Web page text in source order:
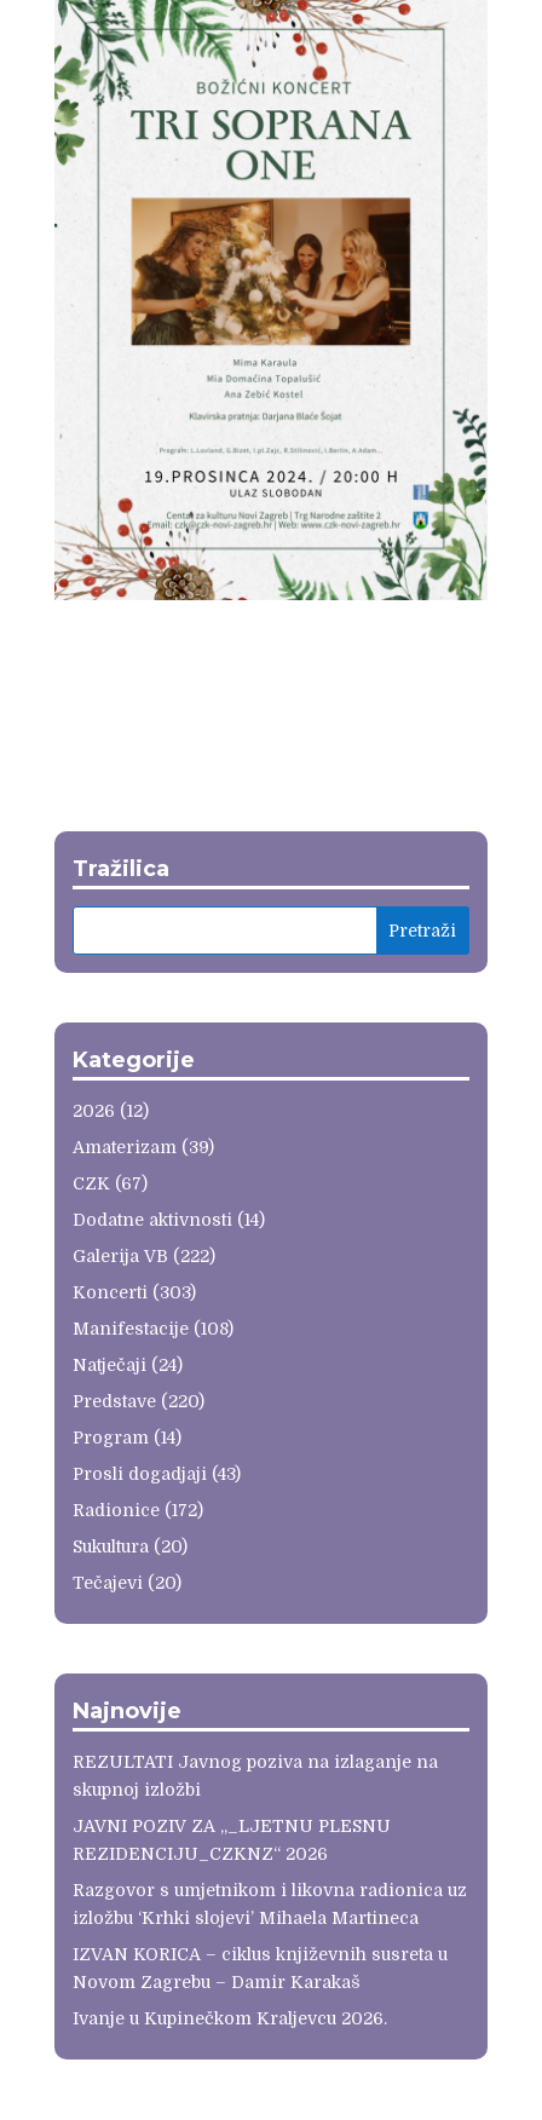
Tražilica
Kategorije
2026 (12)
Amaterizam (39)
CZK (67)
Dodatne aktivnosti (14)
Galerija VB (222)
Koncerti (303)
Manifestacije(108)
Natječaji (24)
Predstave(220)
Program (14)
Prosli dogadjaji (43)
Radionice(172)
Sukultura (20)
Tečajevi (20)
Najnovije
REZULTATI Javnog poziva na izlaganje na
skupnoj izložbi
JAVNI POZIV ZA „_LJETNU PLESNU
REZIDENCIJU_CZKNZ“ 2026
Razgovor s umjetnikom i likovna radionica uz
izložbu ‘Krhki slojevi’ Mihaela Martineca
IZVAN KORICA – ciklus književnih susreta u
Novom Zagrebu – Damir Karakaš
Ivanje u Kupinečkom Kraljevcu 2026.